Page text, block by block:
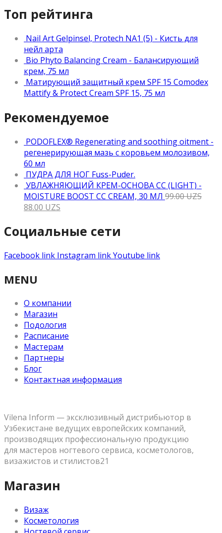
Топ рейтинга
Nail Art Gelpinsel, Protech NA1 (5) - Кисть для
нейл арта
Bio Phyto Balancing Cream - Балансирующий
крем, 75 мл
Матирующий защитный крем SPF 15 Comodex
Mattify & Protect Cream SPF 15, 75 мл
Рекомендуемое
PODOFLEX® Regenerating and soothing oitment -
регенерирующая мазь с коровьем молозивом,
60 мл
ПУДРА ДЛЯ НОГ Fuss-Puder.
УВЛАЖНЯЮЩИЙ КРЕМ-ОСНОВА CC (LIGHT) -
MOISTURE BOOST CC CREAM, 30 МЛ 99.00UZS
88.00 UZS
Социальные сети
Facebook link Instagram linkYoutube link
MENU
О компании
Магазин
Подология
Расписание
Мастерам
Партнеры
Блог
Контактная информация
Vilena Inform — эксклюзивный дистрибьютор в
Узбекистане ведущих европейских компаний,
производящих профессиональную продукцию
для мастеров ногтевого сервиса, косметологов,
визажистов и стилистов21
Магазин
Визаж
Косметология